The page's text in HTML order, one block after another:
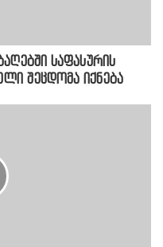
საფასურის
შეცდომა იქნება